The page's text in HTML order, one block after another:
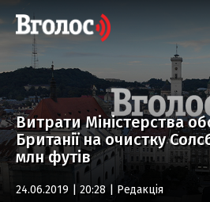
Витрати Міністерства
Британії на очистку
млн футів
24.06.2019 | 20:28 | Редакція